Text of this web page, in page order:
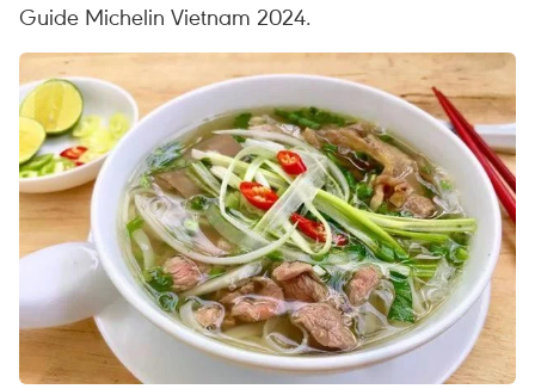
Guide Michelin Vietnam 2024.